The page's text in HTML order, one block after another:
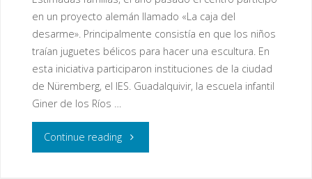
en un proyecto alemán llamado «La caja del
desarme». Principalmente consistía en que los niños
traían juguetes bélicos para hacer una escultura. En
esta iniciativa participaron instituciones de la ciudad
de Nüremberg, el IES. Guadalquivir, la escuela infantil
Giner de los Ríos …
Continue reading"Proyecto